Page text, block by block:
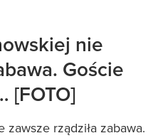
nie
Goście
[FOTO]
rządziła zabawa.